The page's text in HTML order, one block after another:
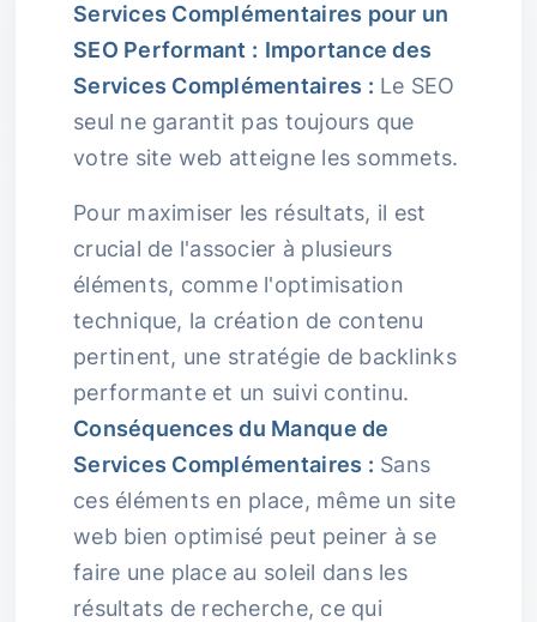
Services Complémentaires pour un
SEO Performant : Importance des
Services Complémentaires : Le SEO
seul ne garantit pas toujours que
votre site web atteigne les sommets.
Pour maximiser les résultats, il est
crucial de l'associer à plusieurs
éléments, comme l'optimisation
technique, la création de contenu
pertinent, une stratégie de backlinks
performante et un suivi continu.
Conséquences du Manque de
Services Complémentaires : Sans
ces éléments en place, même un site
web bien optimisé peut peiner à se
faire une place au soleil dans les
résultats de recherche, ce qui